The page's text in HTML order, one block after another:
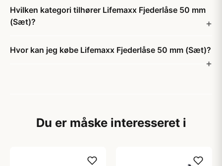
Hvilken kategori tilhører Lifemaxx Fjederlåse 50 mm
(Sæt)?
Hvor kan jeg købe Lifemaxx Fjederlåse 50 mm (Sæt)?
Du er måske interesseret i